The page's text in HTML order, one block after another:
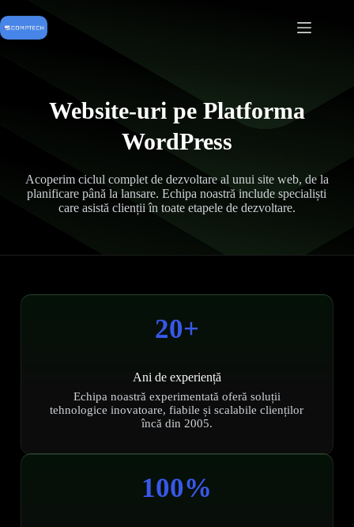
la
conținut
Website-uri pe Platforma
WordPress
Acoperim ciclul complet de dezvoltare al unui site web, de la
planificare până la lansare. Echipa noastră include specialiști
care asistă clienții în toate etapele de dezvoltare.
20+
Ani de experiență
Echipa noastră experimentată oferă soluții
tehnologice inovatoare, fiabile și scalabile clienților
încă din 2005.
100%